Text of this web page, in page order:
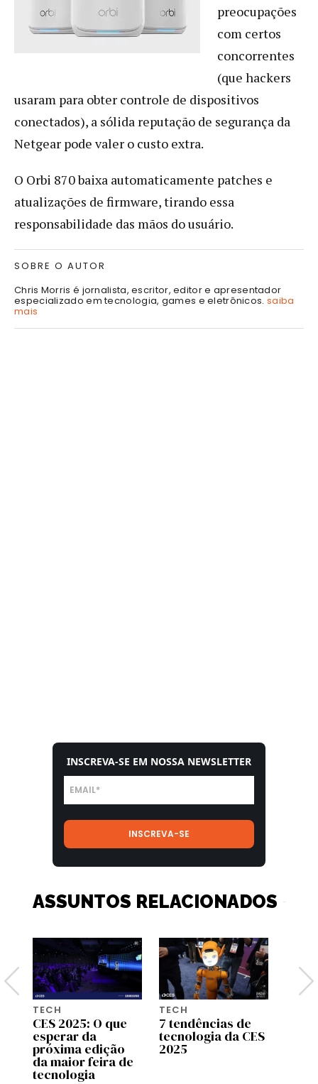
preocupações
com certos
concorrentes
(que hackers
usaram para obter controle de dispositivos
conectados), a sólida reputação de segurança da
Netgear pode valer o custo extra.
O Orbi 870 baixa automaticamente patches e
atualizações de firmware, tirando essa
responsabilidade das mãos do usuário.
SOBRE O AUTOR
Chris Morris é jornalista, escritor, editor e apresentador
especializado em tecnologia, games e eletrônicos. saiba
mais
INSCREVA-SE EM NOSSA NEWSLETTER
ASSUNTOS RELACIONADOS
TECH
CES 2025: O que
esperar da
próxima edição
da maior feira de
tecnologia
TECH
7 tendências de
tecnologia da CES
2025